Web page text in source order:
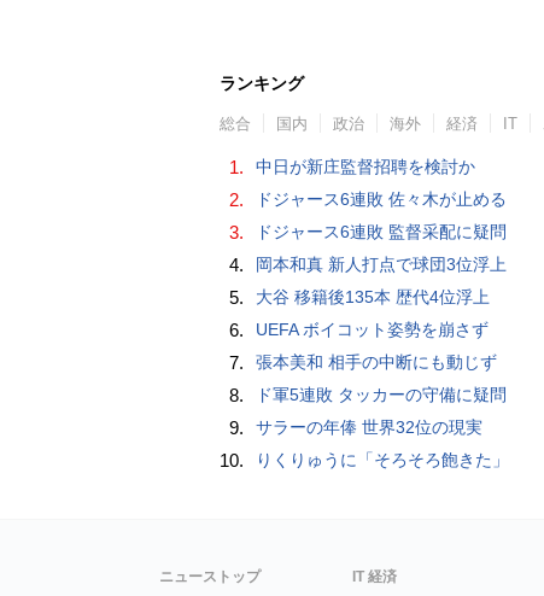
ランキング
総合 国内 政治 海外 経済 IT
1. 中日が新庄監督招聘を検討か
2. ドジャース6連敗 佐々木が止める
3. ドジャース6連敗 監督采配に疑問
4. 岡本和真 新人打点で球団3位浮上
5. 大谷 移籍後135本 歴代4位浮上
6. UEFA ボイコット姿勢を崩さず
7. 張本美和 相手の中断にも動じず
8. ド軍5連敗 タッカーの守備に疑問
9. サラーの年俸 世界32位の現実
10. りくりゅうに「そろそろ飽きた」
ニューストップ IT 経済